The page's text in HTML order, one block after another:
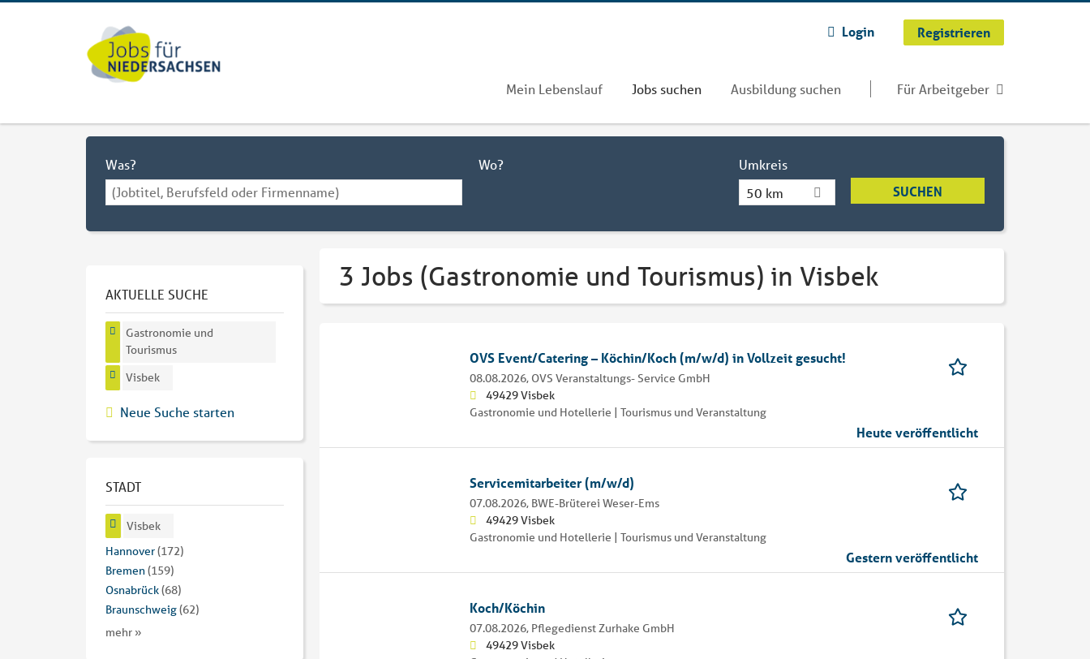
Login Registrieren
Mein Lebenslauf Jobs suchen Ausbildung suchen Für Arbeitgeber
Was? Wo?
Umkreis
50 km
3 Jobs (Gastronomie und Tourismus) in Visbek
OVS Event/Catering – Köchin/Koch (m/w/d) in Vollzeit gesucht!
08.08.2026, OVS Veranstaltungs- Service GmbH
49429 Visbek
Gastronomie und Hotellerie | Tourismus und Veranstaltung
Heute veröffentlicht
Servicemitarbeiter (m/w/d)
07.08.2026, BWE-Brüterei Weser-Ems
49429 Visbek
Gastronomie und Hotellerie | Tourismus und Veranstaltung
Gestern veröffentlicht
Koch/Köchin
07.08.2026, Pflegedienst Zurhake GmbH
49429 Visbek
AKTUELLE SUCHE
Gastronomie und
Tourismus
Visbek
Neue Suche starten
STADT
Visbek
Hannover(172)
Bremen(159)
Osnabrück(68)
Braunschweig(62)
mehr »